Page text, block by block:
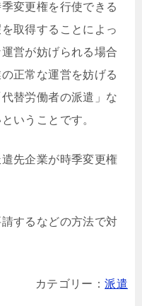
変更権を行使できる
取得することによっ
営が妨げられる場合
正常な運営を妨げる
替労働者の派遣」な
いうことです。
先企業が時季変更権
するなどの方法で対
カテゴリー：派遣